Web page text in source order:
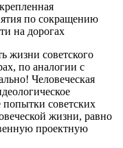
по сокращению
на дорогах
жизни советского
по аналогии с
Человеческая
попытки советских
жизни, равно
проектную